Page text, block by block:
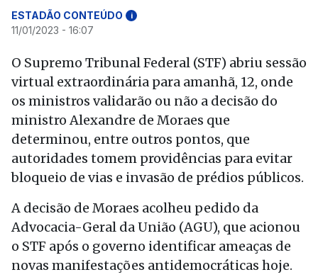
ESTADÃO CONTEÚDO i
11/01/2023 - 16:07
O Supremo Tribunal Federal (STF) abriu sessão
virtual extraordinária para amanhã, 12, onde
os ministros validarão ou não a decisão do
ministro Alexandre de Moraes que
determinou, entre outros pontos, que
autoridades tomem providências para evitar
bloqueio de vias e invasão de prédios públicos.
A decisão de Moraes acolheu pedido da
Advocacia-Geral da União (AGU), que acionou
o STF após o governo identificar ameaças de
novas manifestações antidemocráticas hoje.